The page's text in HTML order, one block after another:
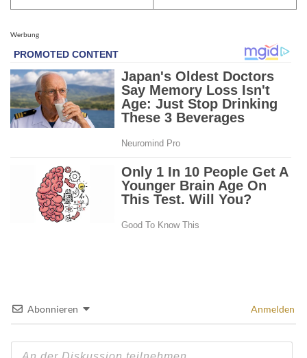
Werbung
Abonnieren Anmelden